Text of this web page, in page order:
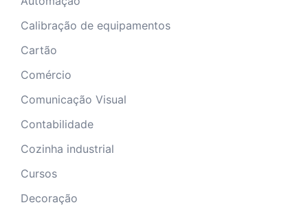
Calibração de equipamentos
Cartão
Comércio
Comunicação Visual
Contabilidade
Cozinha industrial
Cursos
Decoração